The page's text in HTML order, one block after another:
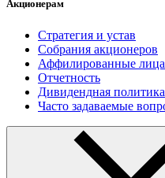
Акционерам
Стратегия и устав
Собрания акционеров
Аффилированные лица
Отчетность
Дивидендная политика
Часто задаваемые